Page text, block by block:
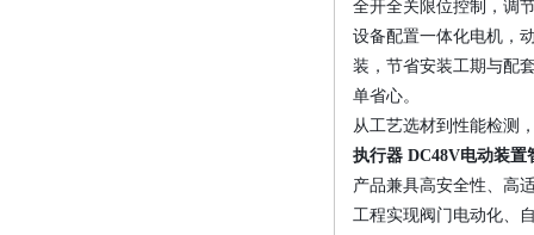
全开全关限位控制，调
设备配置一体化电机，
装，节省安装工期与配
单省心。
从工艺选材到性能检测
执行器 DC48V电动装置
产品兼具高安全性、高
工程实现阀门电动化、